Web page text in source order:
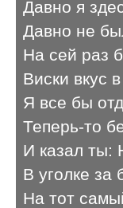
Давно я
Давно не
На сей раз
Виски вкус
Я все бы
Теперь-то
И казал ты:
В уголке за
На тот